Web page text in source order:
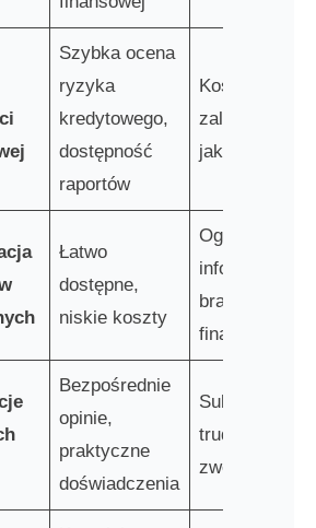
Szybka ocena
ryzyka
kredytowego,
dostępność
raportów
Kosztowne,
zależne od
jakości
Łatwo
dostępne,
niskie koszty
Ograniczone
informacje,
brak danych
finansowych
Bezpośrednie
opinie,
praktyczne
doświadczenia
Subiektywne,
trudne do